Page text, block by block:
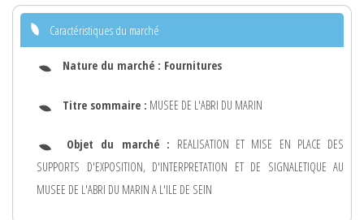
Caractéristiques du marché
Nature du marché : Fournitures
Titre sommaire : MUSEE DE L'ABRI DU MARIN
Objet du marché : REALISATION ET MISE EN PLACE DES
SUPPORTS D'EXPOSITION, D'INTERPRETATION ET DE SIGNALETIQUE AU
MUSEE DE L'ABRI DU MARIN A L'ILE DE SEIN